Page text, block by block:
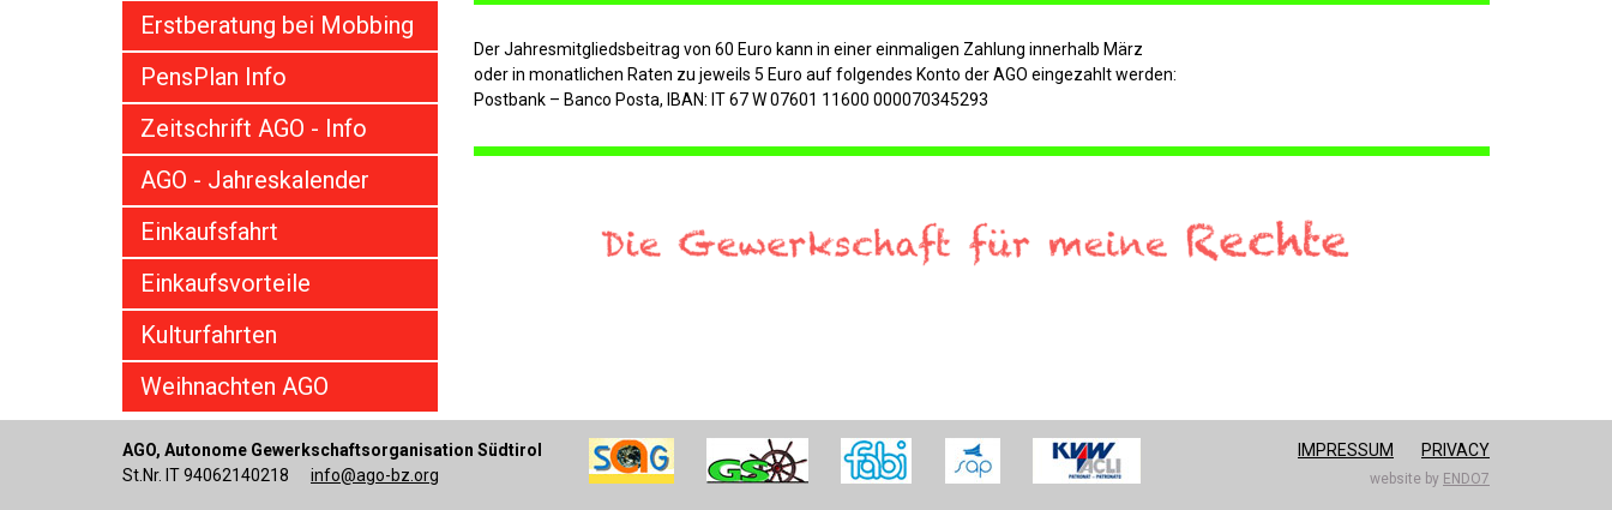
Erstberatung bei Mobbing
PensPlan Info
Zeitschrift AGO - Info
AGO - Jahreskalender
Einkaufsfahrt
Einkaufsvorteile
Kulturfahrten
Weihnachten AGO
Der Jahresmitgliedsbeitrag von 60 Euro kann in einer einmaligen Zahlung innerhalb März
oder in monatlichen Raten zu jeweils 5 Euro auf folgendes Konto der AGO eingezahlt werden:
Postbank – Banco Posta, IBAN: IT 67 W 07601 11600 000070345293
AGO, Autonome Gewerkschaftsorganisation Südtirol
St.Nr. IT 94062140218
info@ago-bz.org
IMPRESSUM PRIVACY
website by ENDO7